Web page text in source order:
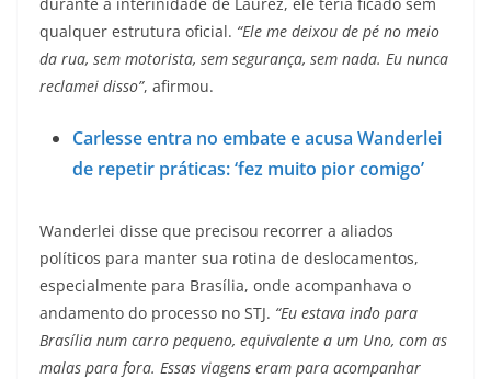
qualquer estrutura oficial. “Ele me deixou de pé no meio
da rua, sem motorista, sem segurança, sem nada. Eu nunca
reclamei disso”, afirmou.
Carlesse entra no embate e acusa Wanderlei
de repetir práticas: ‘fez muito pior comigo’
Wanderlei disse que precisou recorrer a aliados
políticos para manter sua rotina de deslocamentos,
especialmente para Brasília, onde acompanhava o
andamento do processo no STJ. “Eu estava indo para
Brasília num carro pequeno, equivalente a um Uno, com as
malas para fora. Essas viagens eram para acompanhar